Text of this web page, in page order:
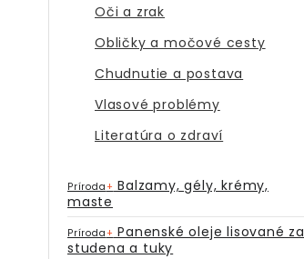
Oči a zrak
Obličky a močové cesty
Chudnutie a postava
Vlasové problémy
Literatúra o zdraví
Príroda + Balzamy, gély, krémy,
maste
Príroda + Panenské oleje lisované za
studena a tuky